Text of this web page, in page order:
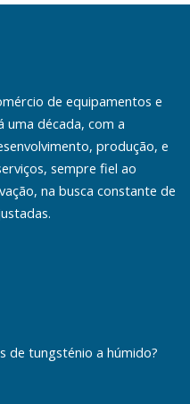
de equipamentos e
uma década, com a
produção, e
sempre fiel ao
na busca constante de
de tungsténio a húmido?